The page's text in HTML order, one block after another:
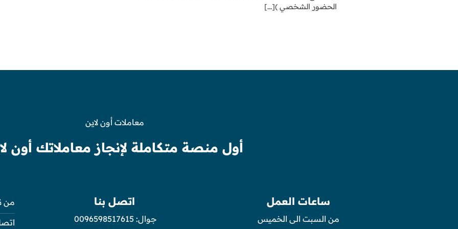
الحضور الشخصي )[...]
معاملات أون لاين
أول منصة متكاملة لإنجاز معاملاتك أون
ساعات العمل
من السبت الى الخميس
اتصل بنا
جوال: 0096598517615
من